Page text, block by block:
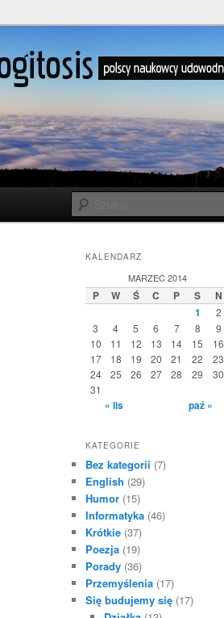
KALENDARZ
MARZEC 2014
P W Ś C P S
N
1
2
3
4 5 6 7 8
9
10
11 12 13 14 15
16
17
18 19 20 21 22
23
24
25 26 27 28 29
30
31
« lis paź »
KATEGORIE
Bez kategorii (7)
English (29)
Humor (15)
Informatyka (46)
Krótkie (37)
Poezja (19)
Porady (36)
Przemyślenia (17)
Się budujemy się (17)